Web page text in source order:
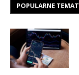
POPULARNE